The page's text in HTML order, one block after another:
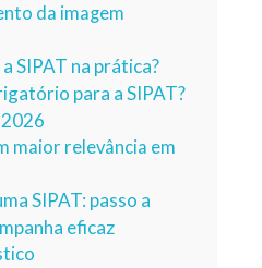
da imagem
SIPAT na prática?
para a SIPAT?
maior relevância em
SIPAT: passo a
eficaz